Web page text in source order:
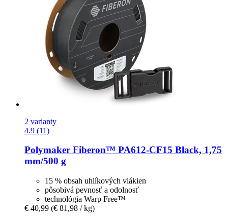
2 varianty
4.9 (11)
Polymaker Fiberon™ PA612-​CF15 Black, 1,75
mm/500 g
15 % obsah uhlíkových vlákien
pôsobivá pevnosť a odolnosť
technológia Warp Free™
€ 40,99 (€ 81,98 / kg)